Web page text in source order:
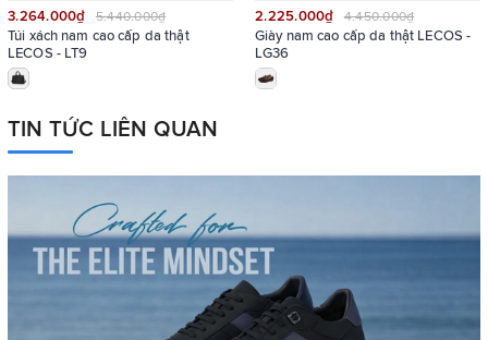
3.264.000₫ 5.440.000₫
Túi xách nam cao cấp da thật
LECOS - LT9
2.225.000₫ 4.450.000₫
Giày nam cao cấp da thật LECOS -
LG36
TIN TỨC LIÊN QUAN